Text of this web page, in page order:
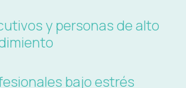
y personas de alto
bajo estrés